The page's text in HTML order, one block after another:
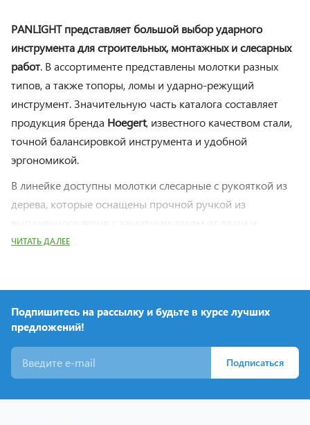
PANLIGHT представляет большой выбор ударного
инструмента для строительных, монтажных и слесарных
работ. В ассортименте представлены молотки разных
типов, а также топоры, ломы и ударно-режущий
инструмент. Значительную часть каталога составляет
продукция бренда Hoegert, известного качеством стали,
точной балансировкой инструмента и удобной
эргономикой.
В линейке доступны молотки слесарные с рукояткой из
дерева, которые оснащены прочной ручкой из
ультрафиолета. Альтернативой является молоток
конструкции большинства моделей используется
кованый и закалённый боёк из стали с твердостью около
50–58 HRC, что обеспечивает долговечность
инструмента.
Для работы с древесиной в ассортименте представлены
ЧИТАТЬ ДАЛЕЕ
Подпишитесь на рассылку и будьте в курсе лучших
предложений!
Подписаться